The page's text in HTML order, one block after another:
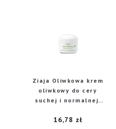
Ziaja Oliwkowa krem
oliwkowy do cery
suchej i normalnej,
16,78 zł